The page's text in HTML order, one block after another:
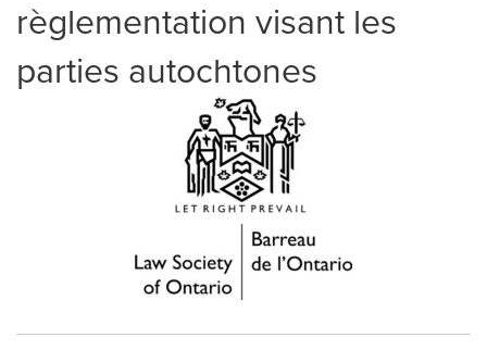
règlementation visant les
parties autochtones